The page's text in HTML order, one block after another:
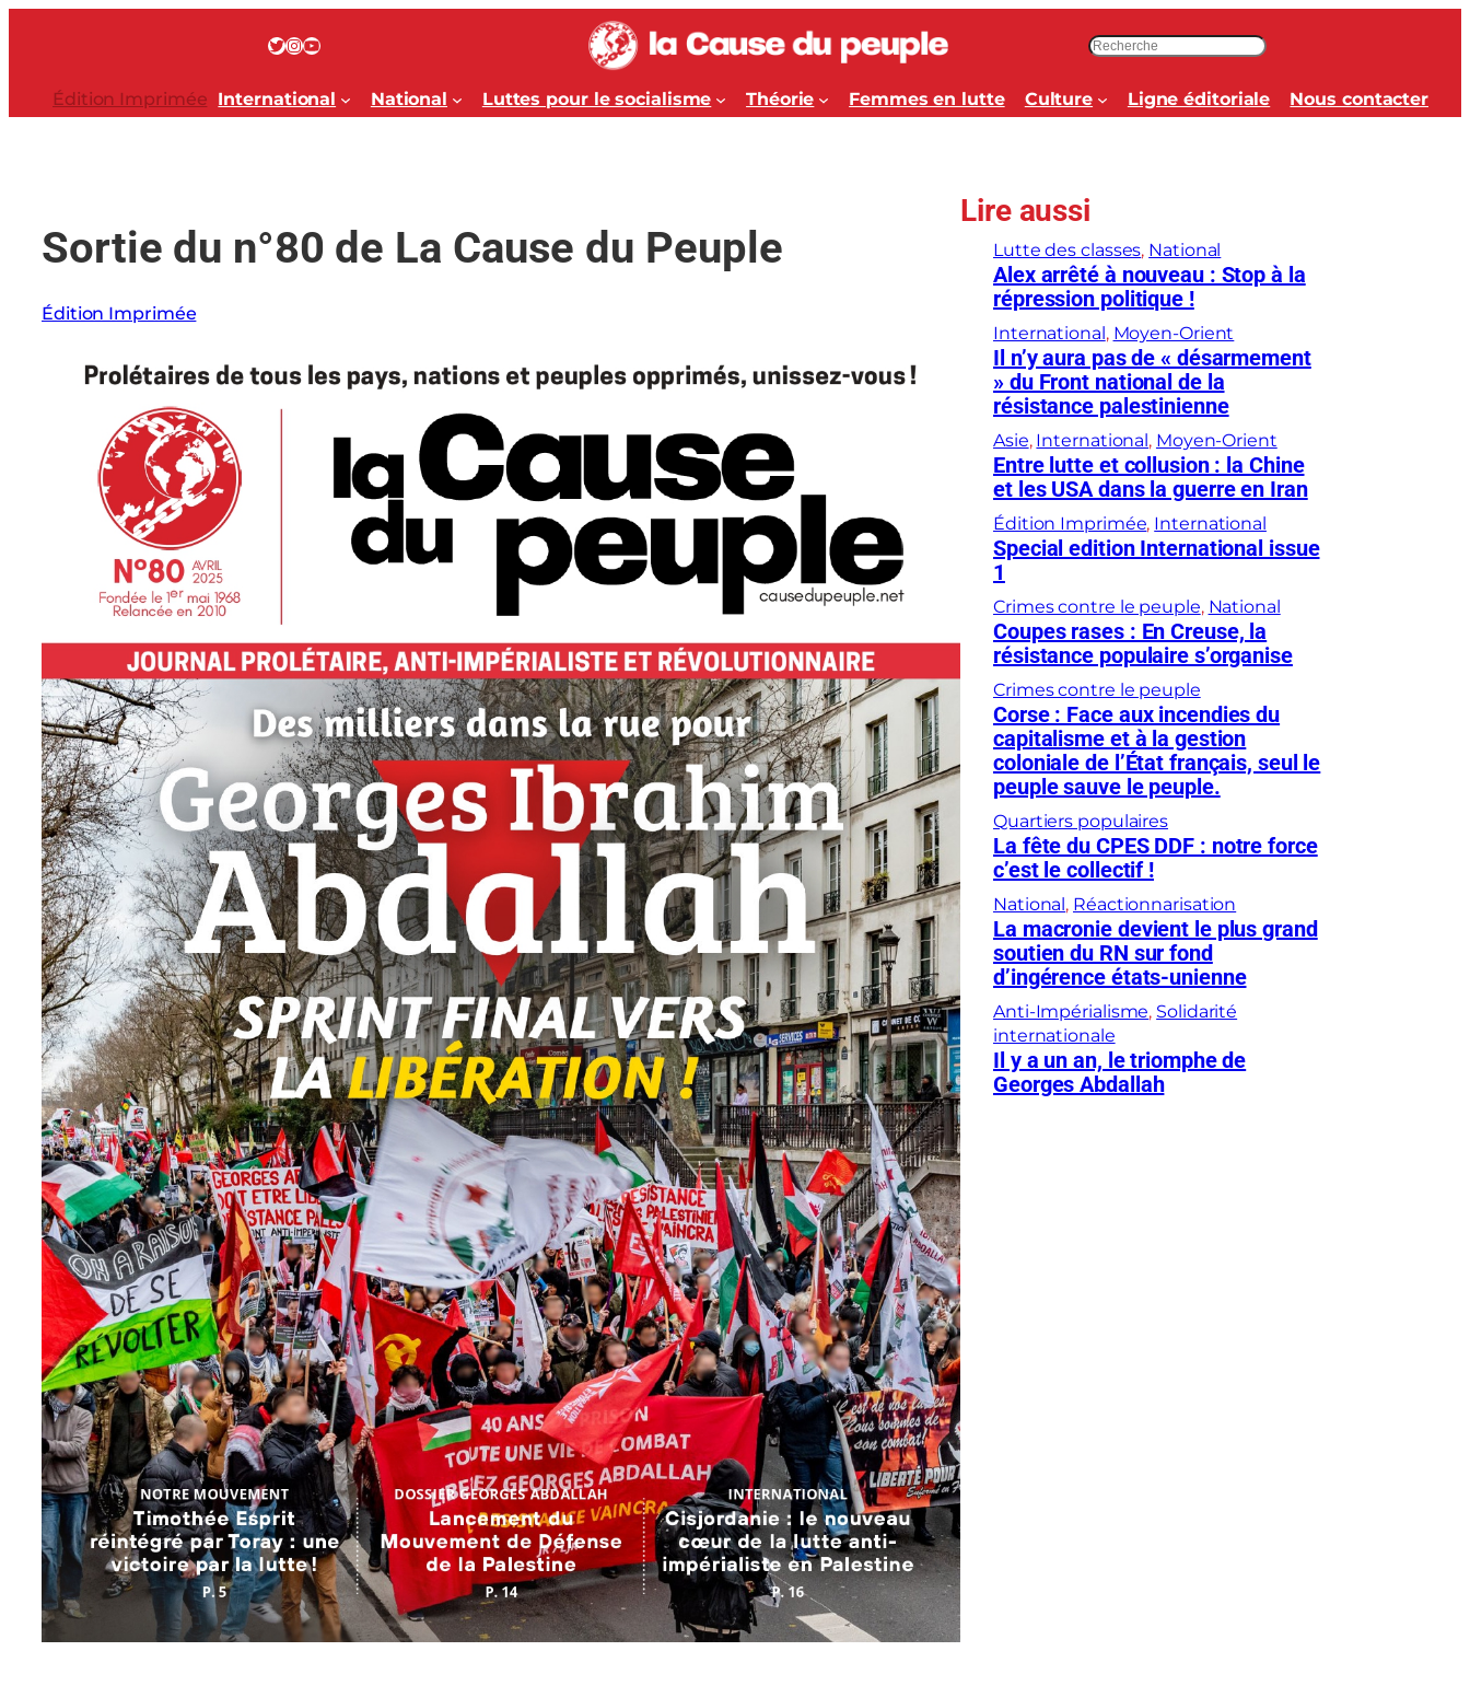
Twitter InstagramYouTube
c
h
h
r
Édition Imprimée International National Luttes pour le socialisme Théorie Femmes en lutte Culture Ligne éditoriale Nous contacter
Sortie du n°80 de La Cause du Peuple
Édition Imprimée
Lire aussi
Lutte des classes, National
Alex arrêté à nouveau : Stop à la
répression politique !
International, Moyen-Orient
Il n’y aura pas de « désarmement
» du Front national de la
résistance palestinienne
Asie, International, Moyen-Orient
Entre lutte et collusion : la Chine
et les USA dans la guerre en Iran
Édition Imprimée, International
Special edition International issue
1
Crimes contre le peuple, National
Coupes rases : En Creuse, la
résistance populaire s’organise
Crimes contre le peuple
Corse : Face aux incendies du
capitalisme et à la gestion
coloniale de l’État français, seul le
peuple sauve le peuple.
Quartiers populaires
La fête du CPES DDF : notre force
c’est le collectif !
National, Réactionnarisation
La macronie devient le plus grand
soutien du RN sur fond
d’ingérence états-unienne
Anti-Impérialisme, Solidarité
internationale
Il y a un an, le triomphe de
Georges Abdallah